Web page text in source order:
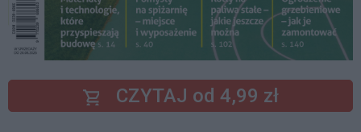
CZYTAJ od 4,99 zł